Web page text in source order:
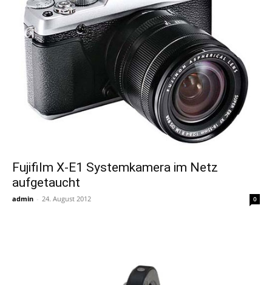
Fujifilm X-E1 Systemkamera im Netz
aufgetaucht
admin - 24. August 2012 0